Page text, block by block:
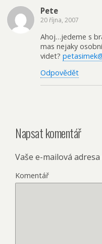
Pete
20 října, 2007
Ahoj…jedeme s
mas nejaky
videt?
Odpovědět
Napsat komentář
Vaše e-mailová
Komentář